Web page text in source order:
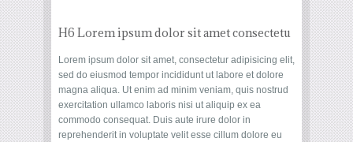
H6 Lorem ipsum dolor sit amet consectetu
Lorem ipsum dolor sit amet, consectetur adipisicing elit,
sed do eiusmod tempor incididunt ut labore et dolore
magna aliqua. Ut enim ad minim veniam, quis nostrud
exercitation ullamco laboris nisi ut aliquip ex ea
commodo consequat. Duis aute irure dolor in
reprehenderit in voluptate velit esse cillum dolore eu